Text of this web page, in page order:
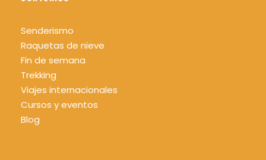
Senderismo
Raquetas de nieve
Fin de semana
Trekking
Viajes internacionales
Cursos y eventos
Blog